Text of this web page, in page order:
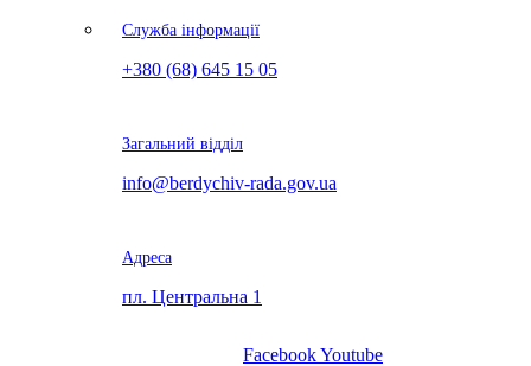
Служба інформації
+380 (68) 645 15 05
Загальний відділ
info@berdychiv-rada.gov.ua
Адреса
пл. Центральна 1
FacebookYoutube